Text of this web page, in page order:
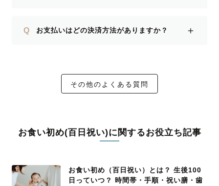
Q お支払いはどの決済方法がありますか？ ＋
その他のよくある質問
お食い初め(百日祝い)に関するお役立ち記事
お食い初め（百日祝い）とは？ 生後100
日っていつ？ 時間帯・手順・祝い膳・歯